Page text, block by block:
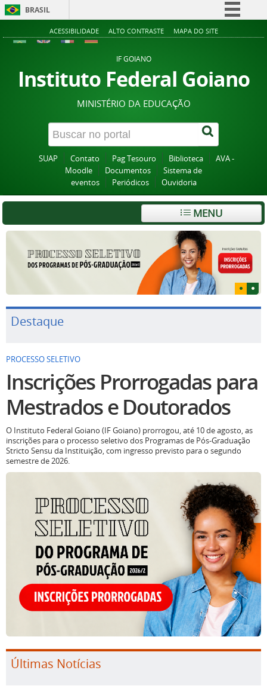
BRASIL
Simplifique!
Acesso à informação
Legislação
Canais
ACESSIBILIDADE ALTO CONTRASTE MAPA DO SITE
IF GOIANO
Instituto Federal Goiano
MINISTÉRIO DA EDUCAÇÃO
SUAP Contato Pag Tesouro Biblioteca
AVA -
Moodle
Documentos
Sistema de
eventos
Periódicos Ouvidoria
MENU
Destaque
PROCESSO SELETIVO
Inscrições Prorrogadas para
Mestrados e Doutorados
O Instituto Federal Goiano (IF Goiano) prorrogou, até 10 de agosto, as
inscrições para o processo seletivo dos Programas de Pós-Graduação
Stricto Sensu da Instituição, com ingresso previsto para o segundo
semestre de 2026.
Últimas Notícias